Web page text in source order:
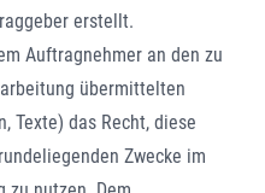
erstellt.
Auftragnehmer an den zu
übermittelten
Texte) das Recht, diese
Zwecke im